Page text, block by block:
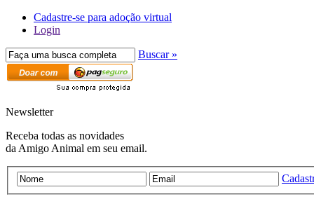
Cadastre-se para adoção virtual
Login
Buscar »
Newsletter
Receba todas as novidades
da Amigo Animal em seu email.